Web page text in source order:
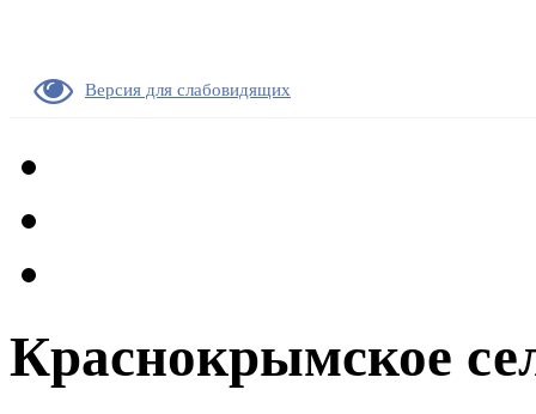
Версия для слабовидящих
Краснокрымское